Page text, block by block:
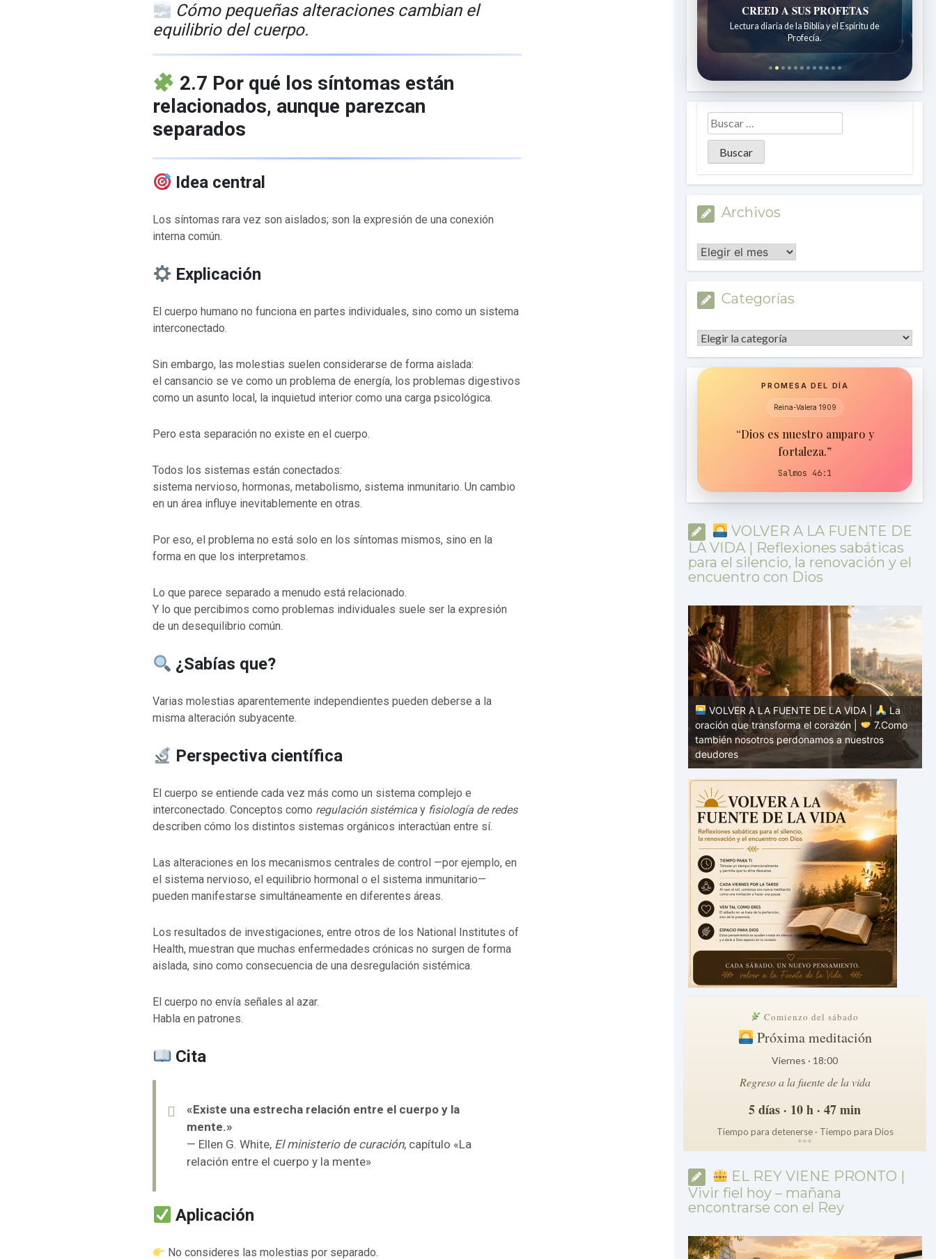
Cómo pequeñas alteraciones cambian el
equilibrio del cuerpo.
2.7 Por qué los síntomas están
relacionados, aunque parezcan
separados
Idea central
Los síntomas rara vez son aislados; son la expresión de una conexión
interna común.
Explicación
El cuerpo humano no funciona en partes individuales, sino como un sistema
interconectado.
Sin embargo, las molestias suelen considerarse de forma aislada:
el cansancio se ve como un problema de energía, los problemas digestivos
como un asunto local, la inquietud interior como una carga psicológica.
Pero esta separación no existe en el cuerpo.
Todos los sistemas están conectados:
sistema nervioso, hormonas, metabolismo, sistema inmunitario. Un cambio
en un área influye inevitablemente en otras.
Por eso, el problema no está solo en los síntomas mismos, sino en la
forma en que los interpretamos.
Lo que parece separado a menudo está relacionado.
Y lo que percibimos como problemas individuales suele ser la expresión
de un desequilibrio común.
¿Sabías que?
Varias molestias aparentemente independientes pueden deberse a la
misma alteración subyacente.
Perspectiva científica
El cuerpo se entiende cada vez más como un sistema complejo e
interconectado. Conceptos como regulación sistémicay fisiología de redes
describen cómo los distintos sistemas orgánicos interactúan entre sí.
Las alteraciones en los mecanismos centrales de control —por ejemplo, en
el sistema nervioso, el equilibrio hormonal o el sistema inmunitario—
pueden manifestarse simultáneamente en diferentes áreas.
Los resultados de investigaciones, entre otros de los National Institutes of
Health, muestran que muchas enfermedades crónicas no surgen de forma
aislada, sino como consecuencia de una desregulación sistémica.
El cuerpo no envía señales al azar.
Habla en patrones.
Cita
«Existe una estrecha relación entre el cuerpo y la
mente.»
— Ellen G. White, El ministerio de curación, capítulo «La
relación entre el cuerpo y la mente»
Aplicación
No consideres las molestias por separado.
CREED A SUS PROFETAS
Lectura diaria de la Biblia y el Espíritu de
Profecía.
UNA FE VIVA
Reflexiones diarias de la Escuela Sabática.
Archivos
Archivos
Categorías
Categorías
PROMESA DEL DÍA
Reina-Valera 1909
“Dios es nuestro amparo y
fortaleza.”
Salmos 46:1
VOLVER A LA FUENTE DE
LA VIDA | Reflexiones sabáticas
para el silencio, la renovación y el
encuentro con Dios
VOLVER A LA FUENTE DE LA VIDA |
dejes caer en tentación
VOLVER A LA FUENTE DE LA VIDA |
La
oración que transforma el corazón |
6.Y
perdónanos nuestras deudas
Comienzo del sábado
Próxima meditación
Viernes · 18:00
Regreso a la fuente de la vida
5 días · 10 h · 47 min
Tiempo para detenerse · Tiempo para Dios
***
EL REY VIENE PRONTO |
Vivir fiel hoy – mañana
encontrarse con el Rey